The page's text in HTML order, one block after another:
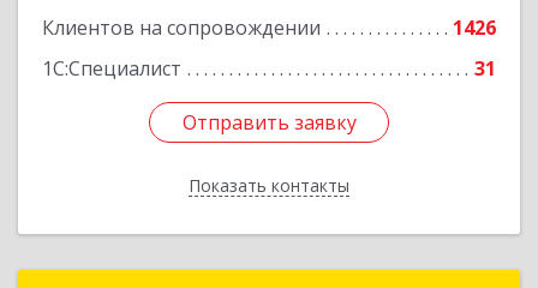
Клиентов на сопровождении
1426
1С:Специалист
31
Отправить заявку
Показать контакты
Отправить заявку
Назад